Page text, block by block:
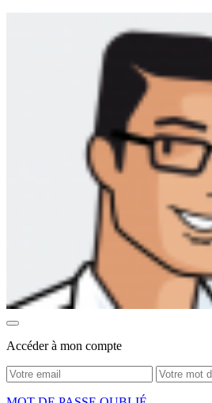
Accéder à mon compte